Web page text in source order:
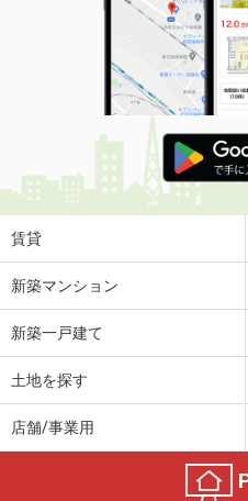
賃貸
新築マンション
新築一戸建て
土地を探す
店舗/事業用